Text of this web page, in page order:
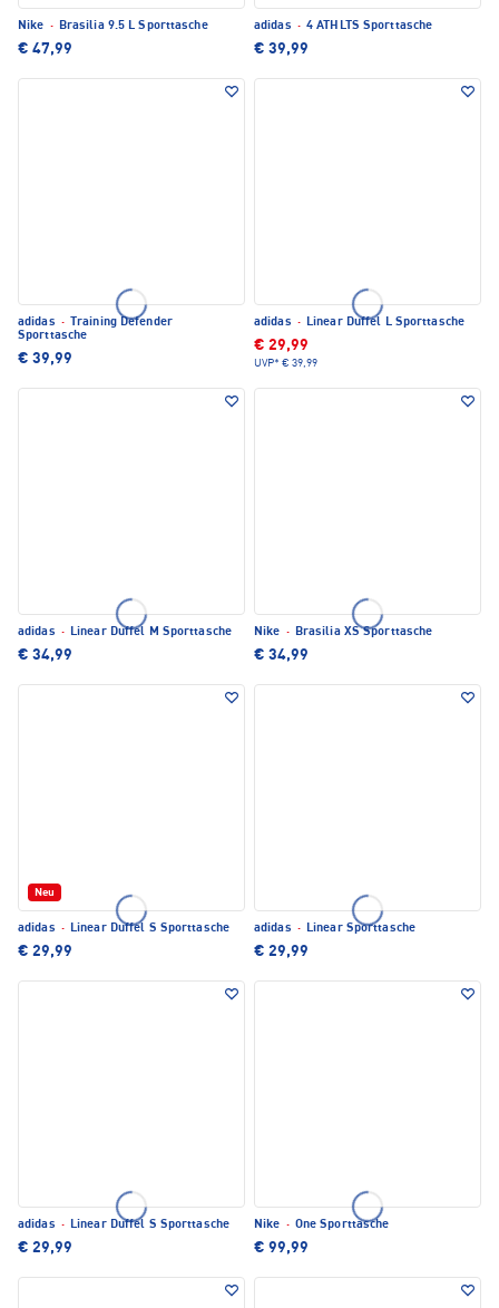
Nike · Brasilia 9.5 L Sporttasche
€ 47,99
adidas · 4 ATHLTS Sporttasche
€ 39,99
adidas ·
Training Defender
Sporttasche
€ 39,99
adidas · Linear Duffel L Sporttasche
€ 29,99
UVP* € 39,99
adidas · Linear Duffel M Sporttasche
€ 34,99
Nike · Brasilia XS Sporttasche
€ 34,99
Neu
adidas · Linear Duffel S Sporttasche
€ 29,99
adidas · Linear Sporttasche
€ 29,99
adidas · Linear Duffel S Sporttasche
€ 29,99
Nike · One Sporttasche
€ 99,99